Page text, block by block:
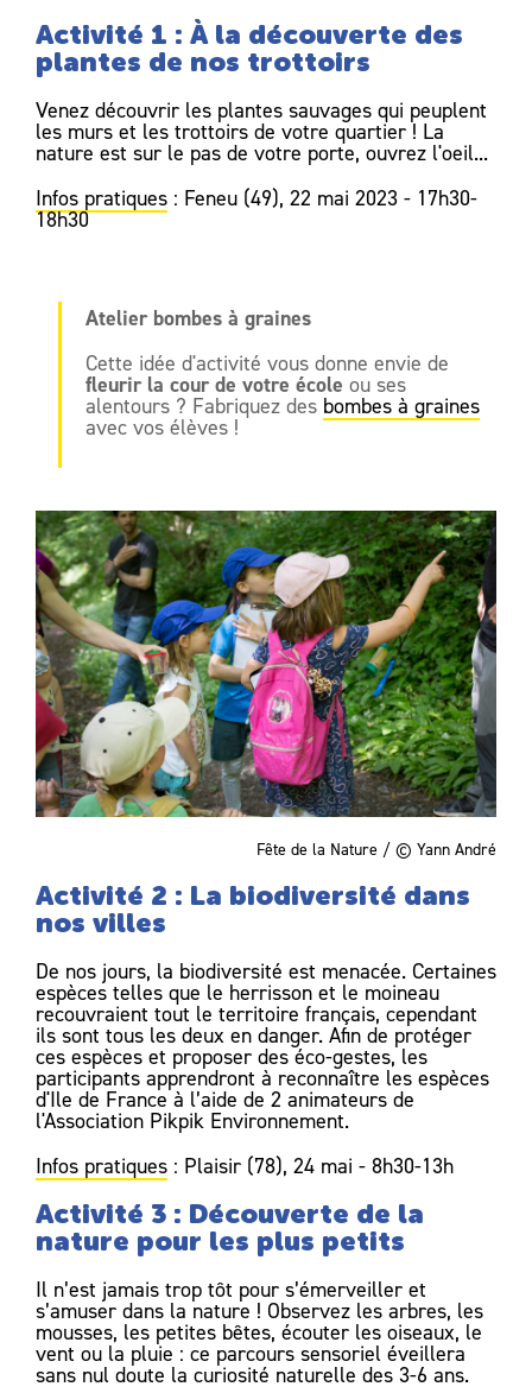
Activité 1 : À la découverte des
plantes de nos trottoirs
Venez découvrir les plantes sauvages qui peuplent
les murs et les trottoirs de votre quartier ! La
nature est sur le pas de votre porte, ouvrez l'oeil...
Infos pratiques : Feneu (49), 22 mai 2023 - 17h30-
18h30
Atelier bombes à graines
Cette idée d'activité vous donne envie de
fleurir la cour de votre école ou ses
alentours ? Fabriquez des bombes à graines
avec vos élèves !
Fête de la Nature / © Yann André
Activité 2 : La biodiversité dans
nos villes
De nos jours, la biodiversité est menacée. Certaines
espèces telles que le herrisson et le moineau
recouvraient tout le territoire français, cependant
ils sont tous les deux en danger. Afin de protéger
ces espèces et proposer des éco-gestes, les
participants apprendront à reconnaître les espèces
d'Ile de France à l’aide de 2 animateurs de
l'Association Pikpik Environnement.
Infos pratiques : Plaisir (78), 24 mai - 8h30-13h
Activité 3 : Découverte de la
nature pour les plus petits
Il n’est jamais trop tôt pour s’émerveiller et
s’amuser dans la nature ! Observez les arbres, les
mousses, les petites bêtes, écouter les oiseaux, le
vent ou la pluie : ce parcours sensoriel éveillera
sans nul doute la curiosité naturelle des 3-6 ans.